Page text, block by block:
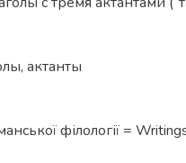
, актанты
філології =